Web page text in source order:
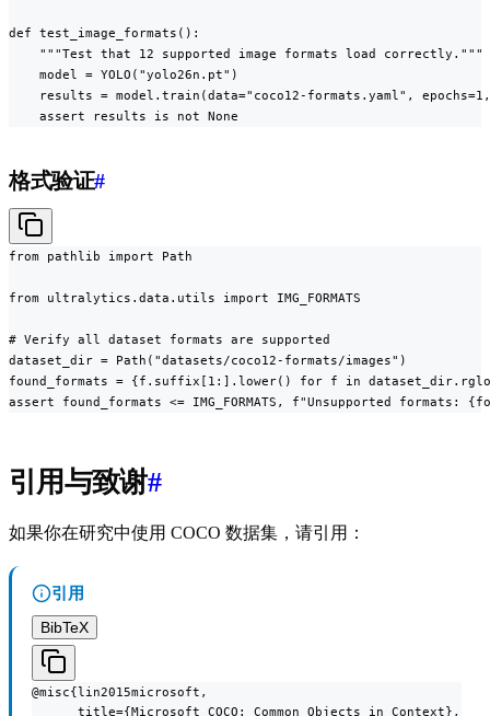
def test_image_formats():
    """Test that 12 supported image formats load correctly."""
    model = YOLO("yolo26n.pt")
results = model.train(data="coco12-formats.yaml",
    assert results is not None
格式验证#
from pathlib import Path
from ultralytics.data.utils import IMG_FORMATS
# Verify all dataset formats are supported
dataset_dir = Path("datasets/coco12-formats/images")
found_formats = {f.suffix[1:].lower() for f in
assert found_formats <= IMG_FORMATS, f"Unsupported formats:
引用与致谢#
如果你在研究中使用 COCO 数据集，请引用：
引用
BibTeX
@misc{lin2015microsoft,
      title={Microsoft COCO: Common Objects in Context},